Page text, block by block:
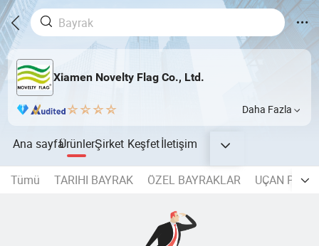
Xiamen Novelty Flag Co., Ltd.
Daha Fazla
Ana sayfaÜrünlerŞirket Keşfetİletişim
Tümü TARIHI BAYRAK ÖZEL BAYRAKLAR UÇAN PLAJ